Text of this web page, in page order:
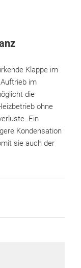
Klappe im
im
die
ohne
Ein
Kondensation
sie auch der